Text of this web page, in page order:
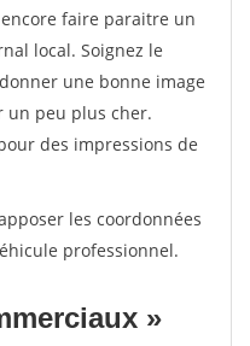
faire paraitre un
local. Soignez le
une bonne image
un peu plus cher.
des impressions de
les coordonnées
professionnel.
»